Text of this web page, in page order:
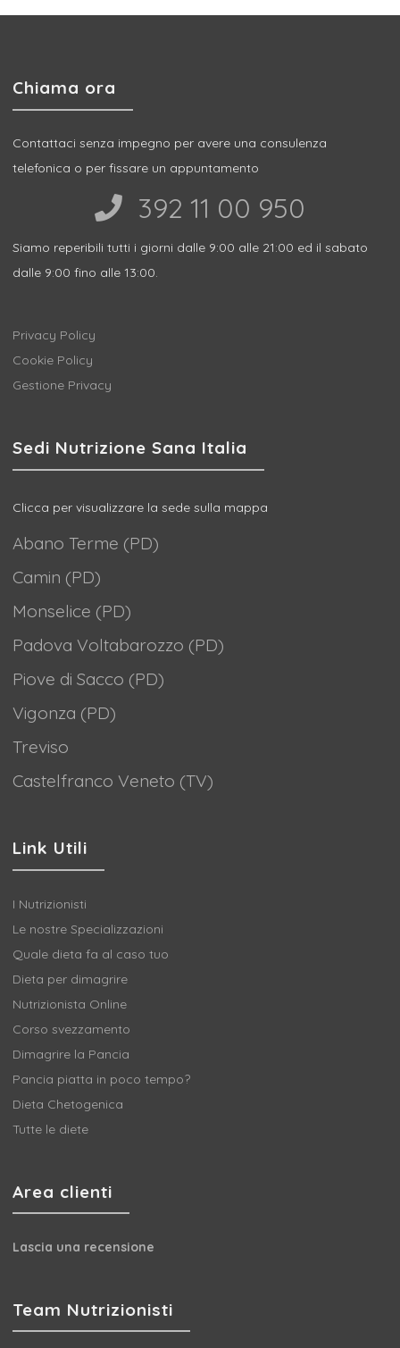
Chiama ora
Contattaci senza impegno per avere una consulenza
telefonica o per fissare un appuntamento
392 11 00 950‬
Siamo reperibili tutti i giorni dalle 9:00 alle 21:00 ed il sabato
dalle 9:00 fino alle 13:00.
Privacy Policy
Cookie Policy
Gestione Privacy
Sedi Nutrizione Sana Italia
Clicca per visualizzare la sede sulla mappa
Abano Terme (PD)
Camin (PD)
Monselice (PD)
Padova Voltabarozzo (PD)
Piove di Sacco (PD)
Vigonza (PD)
Treviso
Castelfranco Veneto (TV)
Link Utili
I Nutrizionisti
Le nostre Specializzazioni
Quale dieta fa al caso tuo
Dieta per dimagrire
Nutrizionista Online
Corso svezzamento
Dimagrire la Pancia
Pancia piatta in poco tempo?
Dieta Chetogenica
Tutte le diete
Area clienti
Lascia una recensione
Team Nutrizionisti